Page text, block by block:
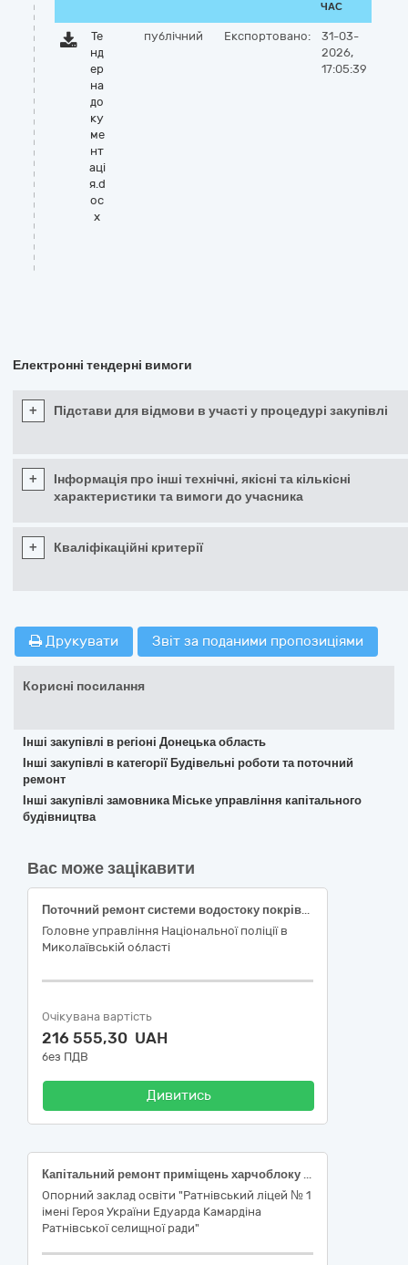
ЧАС
Те
нд
ер
на
до
ку
ме
нт
аці
я.d
oc
x
публічний Експортовано:
31-03-
2026,
17:05:39
Електронні тендерні вимоги
+ Підстави для відмови в участі у процедурі закупівлі
+
Інформація про інші технічні, якісні та кількісні
характеристики та вимоги до учасника
+ Кваліфікаційні критерії
Друкувати Звіт за поданими пропозиціями
Корисні посилання
Інші закупівлі в регіоні Донецька область
Інші закупівлі в категорії Будівельні роботи та поточний
ремонт
Інші закупівлі замовника Міське управління капітального
будівництва
Вас може зацікавити
Поточний ремонт системи водостоку покрівлі адміністративної будівлі літ. А-3 ГУНП в Миколаївській області за адресою Замовника
Головне управління Національної поліції в
Миколаївській області
Очікувана вартість
216 555,30 UAH
без ПДВ
Дивитись
Капітальний ремонт приміщень харчоблоку опорного закладу освіти "Ратнівський ліцей №1 Ратнівської селищної ради" по вул. Центральна, 50 в смт Ратне Ковельського району, Волинської області (коригування №3) (ДК 021:2015: 45453000-7 Капітальний ремонт і реставрація)
Опорний заклад освіти "Ратнівський ліцей № 1
імені Героя України Едуарда Камардіна
Ратнівської селищної ради"